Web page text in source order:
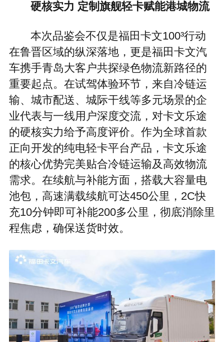
硬核实力 定制旗舰轻卡赋能港城物流
本次品鉴会不仅是福田卡文100³行动
在鲁晋区域的纵深落地，更是福田卡文汽
车携手青岛大客户共探绿色物流新路径的
重要起点。在试驾体验环节，来自冷链运
输、城市配送、城际干线等多元场景的企
业代表与一线用户深度交流，对卡文乐途
的硬核实力给予高度评价。作为全球首款
正向开发的纯电轻卡平台产品，卡文乐途
的核心优势完美贴合冷链运输及高效物流
需求。在续航与补能方面，搭载大容量电
池包，高速满载续航可达450公里，2C快
充10分钟即可补能200多公里，彻底消除里
程焦虑，确保送货时效。